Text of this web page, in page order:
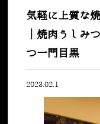
気軽に上質な
｜焼肉うし
つ一門目黒
2023.02.1